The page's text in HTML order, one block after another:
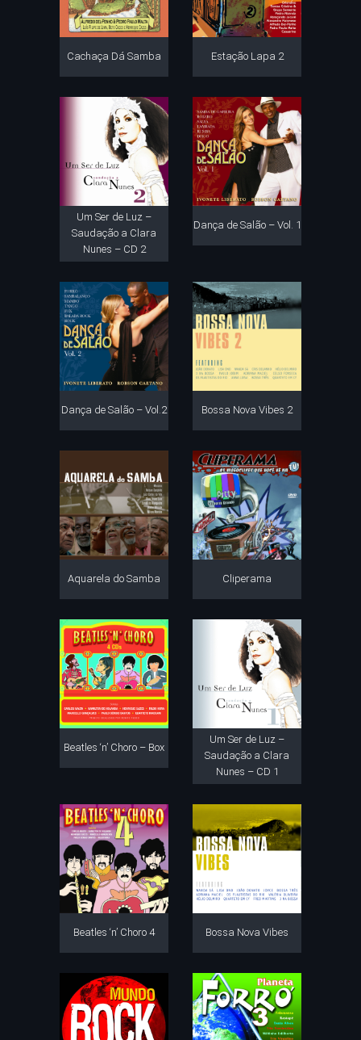
Cachaça Dá Samba Estação Lapa 2
Um Ser de Luz –
Saudação a Clara
Nunes – CD 2
Dança de Salão – Vol. 1
Dança de Salão – Vol.2 Bossa Nova Vibes 2
Aquarela do Samba Cliperama
Beatles ‘n’ Choro – Box
Um Ser de Luz –
Saudação a Clara
Nunes – CD 1
Beatles ‘n’ Choro 4 Bossa Nova Vibes